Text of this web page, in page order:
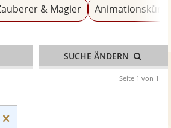
Künstler»«Fakir» zurücksetzen
& Magier
SUCHE ÄNDERN
Seite 1 von 1